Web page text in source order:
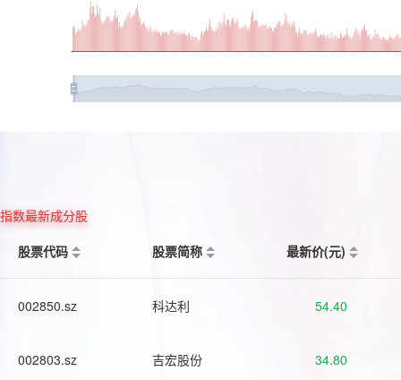
指数最新成分股
股票代码
股票简称 最新价(元)
002850.sz 科达利 54.40
002803.sz 吉宏股份 34.80